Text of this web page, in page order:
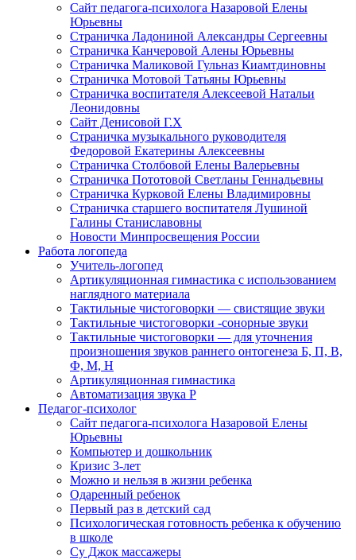
Сайт педагога-психолога Назаровой Елены
Юрьевны
Страничка Ладониной Александры Сергеевны
Страничка Канчеровой Алены Юрьевны
Страничка Маликовой Гульназ Киамтдиновны
Страничка Мотовой Татьяны Юрьевны
Cтраничка воспитателя Алексеевой Натальи
Леонидовны
Сайт Денисовой Г.Х
Страничка музыкального руководителя
Федоровой Екатерины Алексеевны
Страничка Столбовой Елены Валерьевны
Страничка Пототовой Светланы Геннадьевны
Страничка Курковой Елены Владимировны
Страничка старшего воспитателя Лушиной
Галины Станиславовны
Новости Минпросвещения России
Работа логопеда
Учитель-логопед
Артикуляционная гимнастика с использованием
наглядного материала
Тактильные чистоговорки — свистящие звуки
Тактильные чистоговорки -сонорные звуки
Тактильные чистоговорки — для уточнения
произношения звуков раннего онтогенеза Б, П, В,
Ф, М, Н
Артикуляционная гимнастика
Автоматизация звука Р
Педагог-психолог
Сайт педагога-психолога Назаровой Елены
Юрьевны
Компьютер и дошкольник
Кризис 3-лет
Можно и нельзя в жизни ребенка
Одаренный ребенок
Первый раз в детский сад
Психологическая готовность ребенка к обучению
в школе
Су Джок массажеры